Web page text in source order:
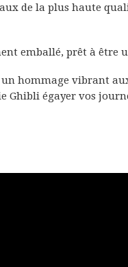
de la plus haute
emballé, prêt à être
hommage vibrant
Ghibli égayer vos